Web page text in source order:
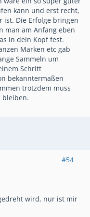
kann und erst recht,
ist. Die Erfolge bringen
man am Anfang eben
in dein Kopf fest.
Marken etc gab
Sammeln um
Schritt
bekanntermaßen
trotzdem muss
bleiben.
#54
wird, nur ist mir